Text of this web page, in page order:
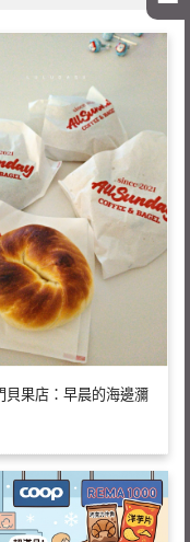
貝果店：早晨的海邊瀰